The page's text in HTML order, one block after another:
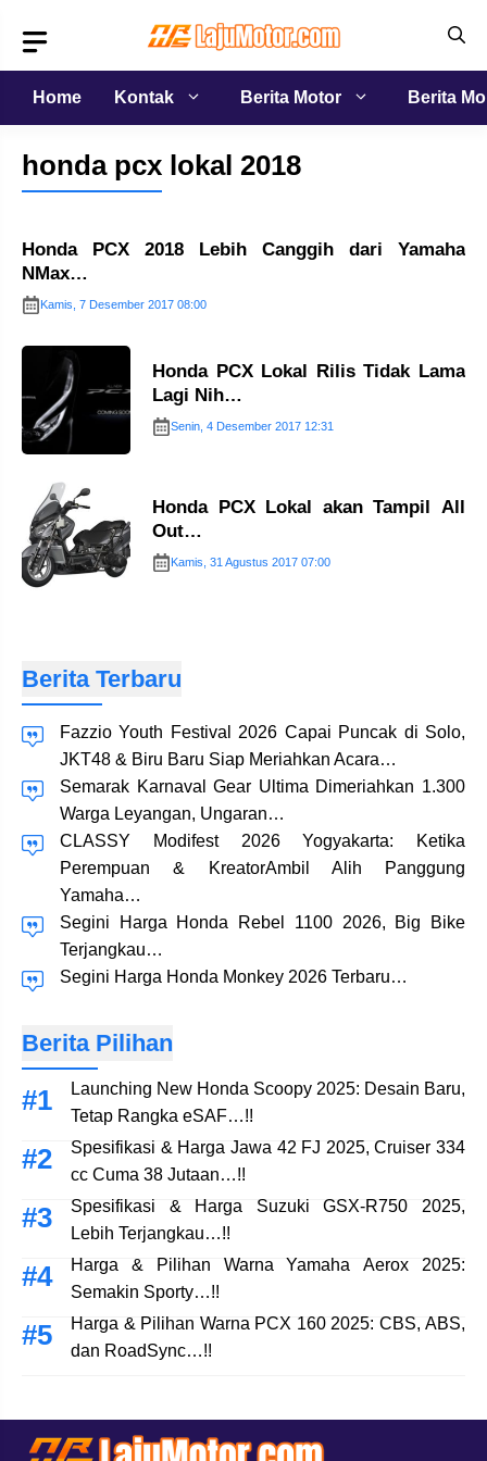
isi
Home
Kontak Berita Motor Berita
honda pcx lokal 2018
Honda PCX 2018 Lebih Canggih dari Yamaha
NMax…
Kamis, 7 Desember 2017 08:00
Honda PCX Lokal Rilis Tidak Lama
Lagi Nih…
Senin, 4 Desember 2017 12:31
Honda PCX Lokal akan Tampil All
Out…
Kamis, 31 Agustus 2017 07:00
Berita Terbaru
Fazzio Youth Festival 2026 Capai Puncak di Solo,
JKT48 & Biru Baru Siap Meriahkan Acara…
Semarak Karnaval Gear Ultima Dimeriahkan 1.300
Warga Leyangan, Ungaran…
CLASSY Modifest 2026 Yogyakarta: Ketika
Perempuan & KreatorAmbil Alih Panggung
Yamaha…
Segini Harga Honda Rebel 1100 2026, Big Bike
Terjangkau…
Segini Harga Honda Monkey 2026 Terbaru…
Berita Pilihan
Launching New Honda Scoopy 2025: Desain Baru,
Tetap Rangka eSAF…!!
Spesifikasi & Harga Jawa 42 FJ 2025, Cruiser 334
cc Cuma 38 Jutaan…!!
Spesifikasi & Harga Suzuki GSX-R750 2025,
Lebih Terjangkau…!!
Harga & Pilihan Warna Yamaha Aerox 2025:
Semakin Sporty…!!
Harga & Pilihan Warna PCX 160 2025: CBS, ABS,
dan RoadSync…!!